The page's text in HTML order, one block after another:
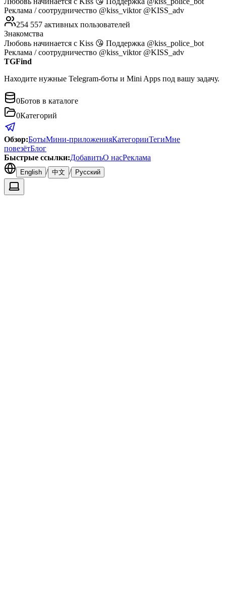
Реклама / соотрудничество @kiss_viktor @KISS_adv
254 557 активных пользователей
Знакомства
Любовь начинается с Kiss 😘 Поддержка @kiss_police_bot
Реклама / соотрудничество @kiss_viktor @KISS_adv
TGFind
Находите нужные Telegram-боты и Mini Apps под вашу задачу.
0Ботов в каталоге
0Категорий
Обзор:БотыМини-приложенияКатегорииТегиМне
повезётБлог
Быстрые ссылки:ДобавитьО насРеклама
English / 中文 / Русский